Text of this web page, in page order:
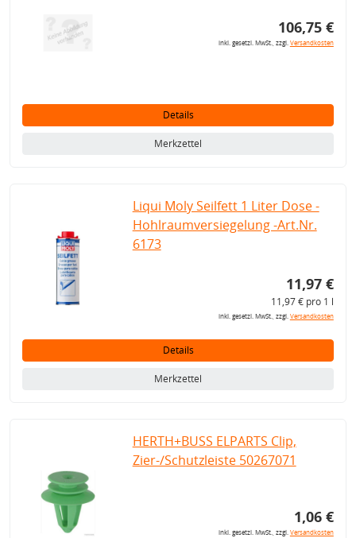
106,75 €
inkl. gesetzl. MwSt., zzgl.Versandkosten
Details
Merkzettel
Liqui Moly Seilfett 1 Liter Dose -
Hohlraumversiegelung -Art.Nr.
6173
11,97 €
11,97 € pro 1 l
inkl. gesetzl. MwSt., zzgl.Versandkosten
Details
Merkzettel
HERTH+BUSS ELPARTS Clip,
Zier-/Schutzleiste 50267071
1,06 €
inkl. gesetzl. MwSt., zzgl.Versandkosten